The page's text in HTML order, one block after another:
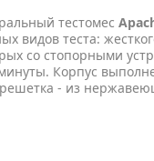
тестомес
видов теста:
со стопорными
Корпус
- из